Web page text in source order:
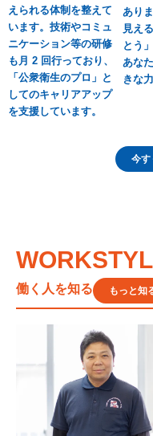
えられる体制を整えて
います。技術やコミュ
ニケーション等の研修
も月 2 回行っており、
「公衆衛生のプロ」と
してのキャリアアップ
を支援しています。
あり
見え
とう
あな
きな
今
働く人を知る もっと